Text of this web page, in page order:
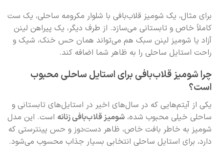
برای مثال، یک شومیز قلاب‌بافی با شلوار مکرومه ساحلی، یک ست
کاملاً خاص و تابستانی می‌سازد. از طرف دیگر، یک پیراهن لینن
آزاد یا شومیز لینن سبک هم می‌تواند همان حس خنک، شیک و
راحت استایل ساحلی را به ظاهر شما اضافه کند.
چرا شومیز قلاب‌بافی برای استایل ساحلی محبوب
است؟
یکی از آیتم‌هایی که در سال‌های اخیر در استایل‌های تابستانی و
ساحلی خیلی محبوب شده، شومیز قلاب‌بافی زنانهاست. این مدل
شومیز به خاطر بافت خاص، ظاهر دست‌دوز و حس پینترستی که
دارد، برای استایل ساحلی انتخابی بسیار جذاب محسوب می‌شود.